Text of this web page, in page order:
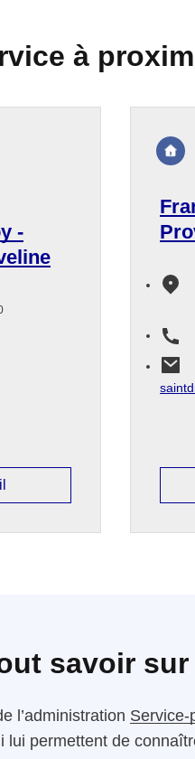
à
-
savoir
l’administration Service-
lui permettent de